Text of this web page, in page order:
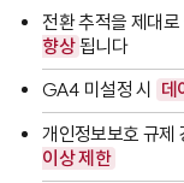
전환 추적을 제대
향상 됩니다
GA4 미설정 시
데
개인정보보호 규제
이상 제한